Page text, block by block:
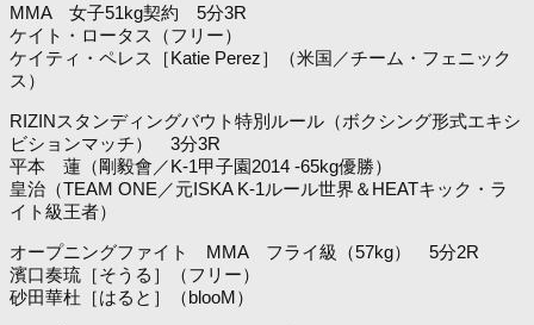
MMA 女子51kg契約 5分3R
ケイト・ロータス（フリー）
ケイティ・ペレス［Katie Perez］（米国／チーム・フェニック
ス）
RIZINスタンディングバウト特別ルール（ボクシング形式エキシ
ビションマッチ） 3分3R
平本 蓮（剛毅會／K-1甲子園2014 -65kg優勝）
皇治（TEAM ONE／元ISKA K-1ルール世界＆HEATキック・ラ
イト級王者）
オープニングファイト MMA フライ級（57kg） 5分2R
濱口奏琉［そうる］（フリー）
砂田華杜［はると］（blooM）